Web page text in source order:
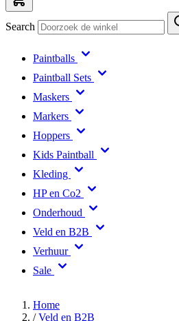
Search
Paintballs
Paintball Sets
Maskers
Markers
Hoppers
Kids Paintball
Kleding
HP en Co2
Onderhoud
Veld en B2B
Verhuur
Sale
Home
/ Veld en B2B